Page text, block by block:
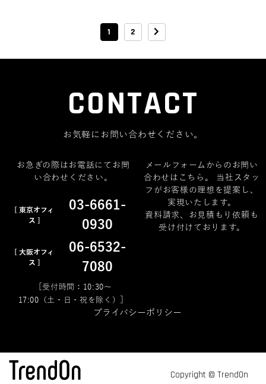
1 2
CONTACT
お気軽にお問い合わせください。
お急ぎの際はお電話にてお問
い合わせください。
[ 東京オフィ
ス ]
03-6661-
0930
[ 大阪オフィ
ス ]
06-6532-
7080
［受付時間：10:30～
17:00（土・日・祝を除く）］
メールフォームからのお問い
合わせはこちら。 当社スタッ
フがお客様の理想を提案し、
実現いたします。
資料請求、お見積もり依頼も
受け付けております。
プライバシーポリシー
Copyright © TrendOn